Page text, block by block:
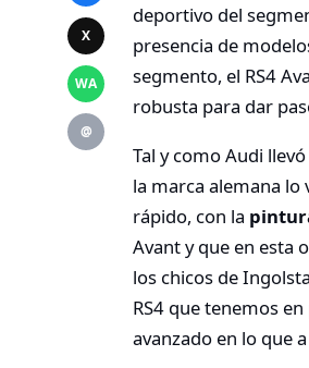
X
WA
@
deportivo del
presencia de
segmento, el RS4
robusta para dar
Tal y como Audi
la marca alemana lo
rápido, con la
Avant y que en esta
los chicos de
RS4 que tenemos
avanzado en lo que